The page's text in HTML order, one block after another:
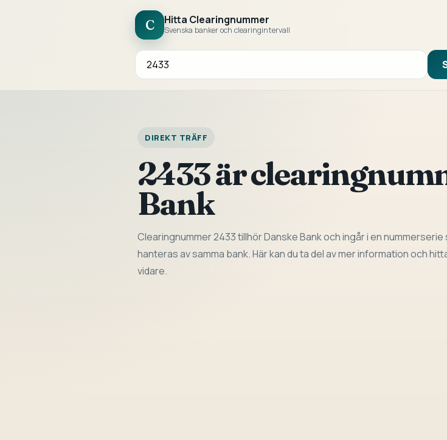
C Hitta Clearingnummer
Svenska banker och clearingintervall
Sök bank eller clearingnummer
DIREKT TRÄFF
2433 är
Bank
Clearingnummer 2433 tillhör Danske Bank och ingår i en nummerserie
hanteras av samma bank. Här kan du ta del av mer information och
vidare.